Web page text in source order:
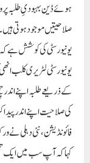
ہوئے ڈین بہبودیِ طلبہ
صلاحیتیں موجود ہوتی
یونیورسٹی کی کوشش ہے کہ
یونیورسٹی لٹریری کلب
کے ذریعے طلبہ اپنے اندر
کی صلاحیت اپنے اندر
فائونڈیشن، نئی دہلی
کہا کہ آپ سب میں ایک